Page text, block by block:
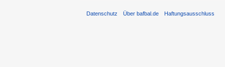
Datenschutz Über bafbal.de Haftungsausschluss